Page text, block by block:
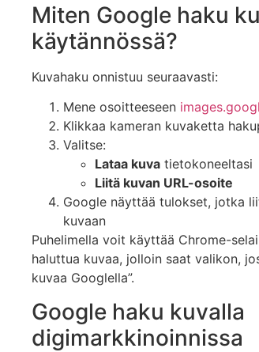
Miten Google haku
käytännössä?
Kuvahaku onnistuu seuraavasti:
Mene osoitteeseen
Klikkaa kameran kuvaketta
Valitse:
Lataa kuva tietokoneeltasi
Liitä kuvan URL-osoite
Google näyttää tulokset, jotka
kuvaan
Puhelimella voit käyttää Chrome-
haluttua kuvaa, jolloin saat valikon,
kuvaa Googlella”.
Google haku kuvalla
digimarkkinoinnissa